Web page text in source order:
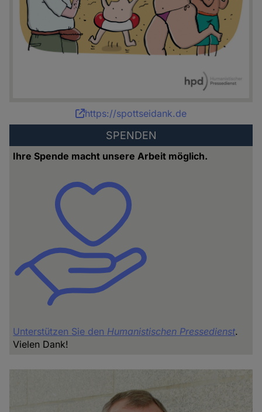
Bettina
https://spottseidank.de
SPENDEN
Ihre Spende macht unsere Arbeit möglich.
Unterstützen Sie den Humanistischen Pressedienst.
Vielen Dank!